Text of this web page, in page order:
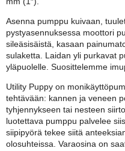
Asenna pumppu kuivaan,
pystyasennuksessa moottori
sileäsisäistä, kasaan
sulaketta. Laidan yli purkavat
yläpuolelle. Suosittelemme
Utility Puppy on
tehtävään: kannen ja veneen
tyhjennykseen tai nesteen
luotettava pumppu palvelee
siipipyörä tekee siitä
olosuhteissa. Varaosina on